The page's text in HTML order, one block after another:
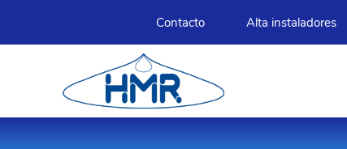
Contacto Alta instaladores